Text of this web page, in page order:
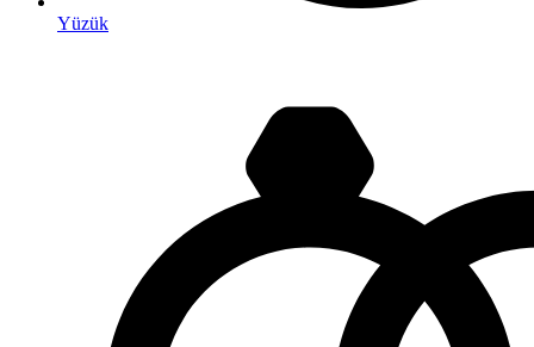
Yüzük